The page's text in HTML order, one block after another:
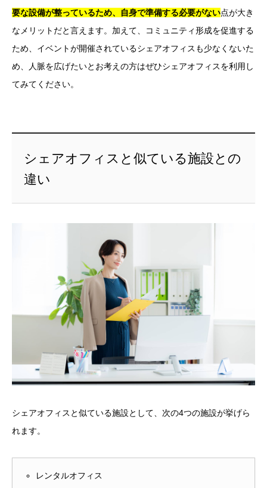
要な設備が整っているため、自身で準備する必要がない点が大き
なメリットだと言えます。加えて、コミュニティ形成を促進する
ため、イベントが開催されているシェアオフィスも少なくないた
め、人脈を広げたいとお考えの方はぜひシェアオフィスを利用し
てみてください。
シェアオフィスと似ている施設との
違い
シェアオフィスと似ている施設として、次の4つの施設が挙げら
れます。
レンタルオフィス